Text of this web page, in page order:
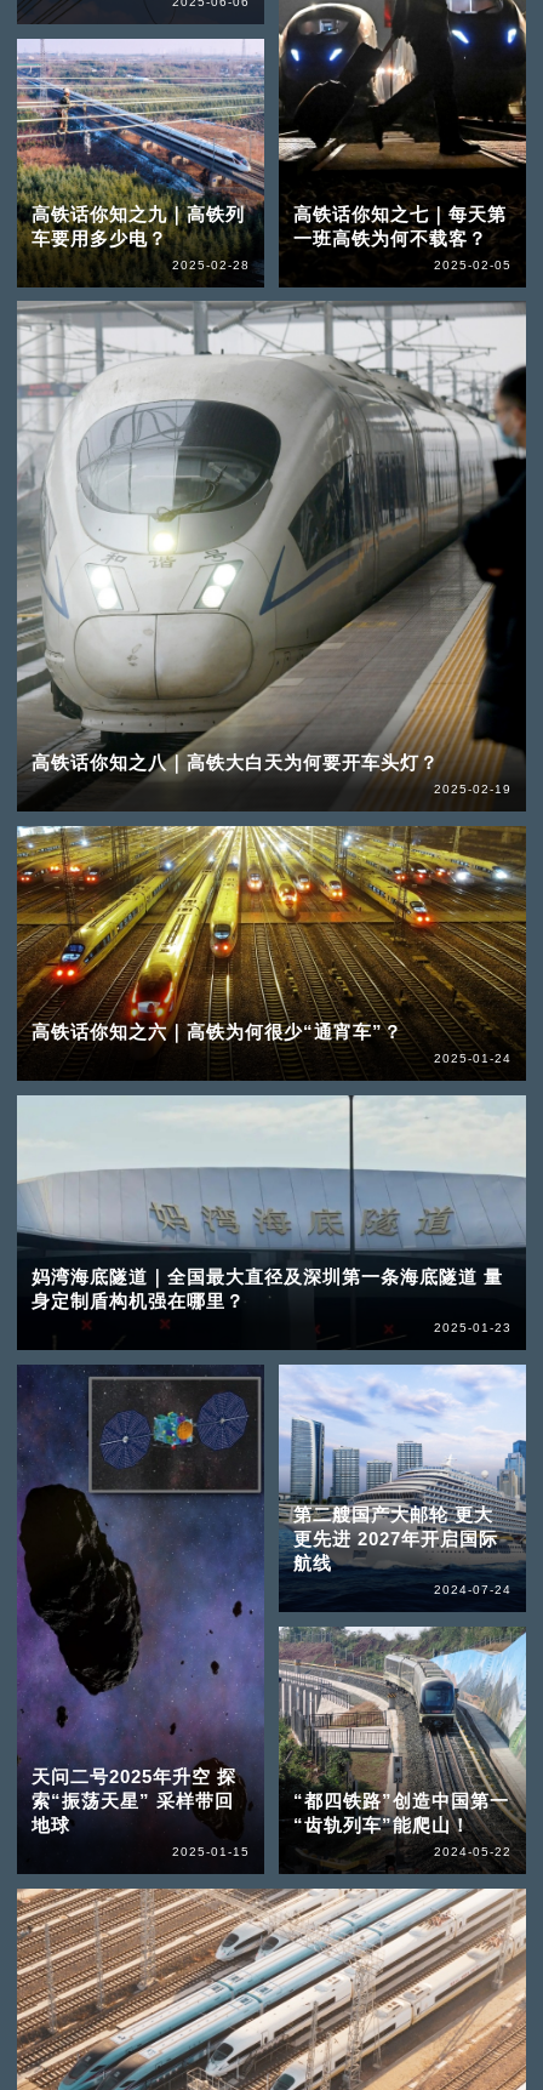
高铁话你知之九｜高铁列
车要用多少电？
2025-02-28
高铁话你知之八｜高铁大白天为何要开车头灯？
2025-02-19
高铁话你知之七｜每天第
一班高铁为何不载客？
2025-02-05
高铁话你知之六｜高铁为何很少“通宵车”？
2025-01-24
妈湾海底隧道｜全国最大直径及深圳第一条海底隧道 量
身定制盾构机强在哪里？
2025-01-23
天问二号2025年升空 探
索“振荡天星” 采样带回
地球
2025-01-15
第二艘国产大邮轮 更大
更先进 2027年开启国际
航线
2024-07-24
“都四铁路”创造中国第一
“齿轨列车”能爬山！
2024-05-22